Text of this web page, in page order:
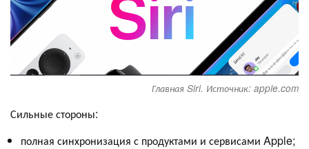
Главная Siri. Источник: apple.com
Сильные стороны:
полная синхронизация с продуктами и сервисами Apple;